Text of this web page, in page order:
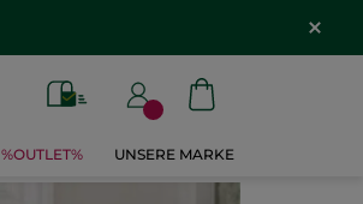
%OUTLET% UNSERE MARKE